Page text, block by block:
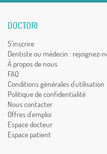
DOCTORI
S'inscrire
Dentiste ou médecin : rejoignez-
À propos de nous
FAQ
Conditions générales d'utilisation
Politique de confidentialité
Nous contacter
Offres d'emploi
Espace docteur
Espace patient